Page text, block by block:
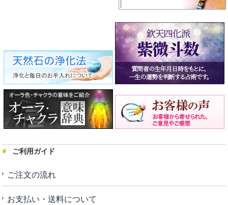
ご利用ガイド
ご注文の流れ
お支払い・送料について